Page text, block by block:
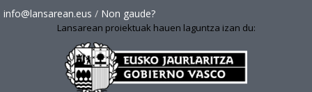
info@lansarean.eus / Non gaude?
Lansarean proiektuak hauen laguntza izan du: